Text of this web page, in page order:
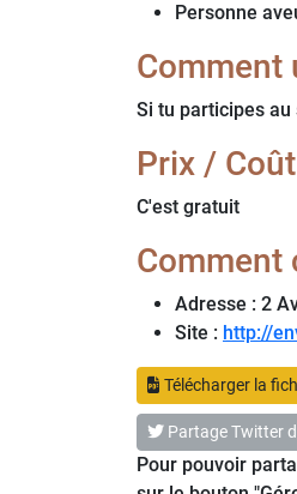
Personne
Comment
Si tu participes au
Prix /
C'est gratuit
Comment
Adresse : 2
Site : http://
Télécharger la
Partage Twitter
Pour pouvoir